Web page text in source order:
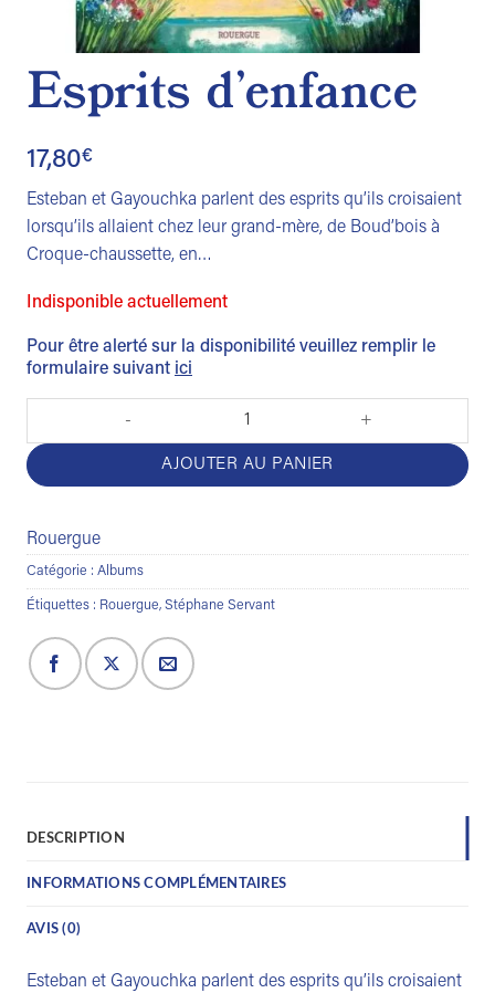
Esprits d’enfance
17,80€
Esteban et Gayouchka parlent des esprits qu’ils croisaient
lorsqu’ils allaient chez leur grand-mère, de Boud’bois à
Croque-chaussette, en…
Indisponible actuellement
Pour être alerté sur la disponibilité veuillez remplir le
formulaire suivant ici
AJOUTER AU PANIER
Rouergue
Catégorie : Albums
Étiquettes : Rouergue, Stéphane Servant
DESCRIPTION
INFORMATIONS COMPLÉMENTAIRES
AVIS (0)
Esteban et Gayouchka parlent des esprits qu’ils croisaient